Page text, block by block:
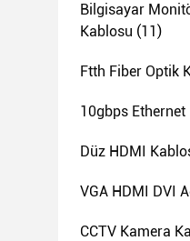
Bilgisayar
Kablosu (11)
Ftth Fiber Optik
10gbps Ethernet
Düz HDMI
VGA HDMI DVI
CCTV Kamera